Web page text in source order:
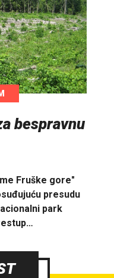
bespravnu
Fruške gore"
presudu
park